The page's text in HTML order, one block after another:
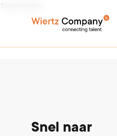
Topwerkgever
Snel naar